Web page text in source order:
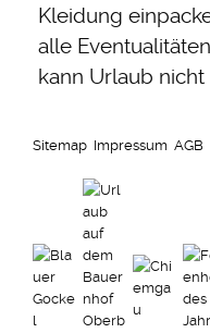
Kleidung
alle
kann Urlaub nicht
Sitemap Impressum AGB